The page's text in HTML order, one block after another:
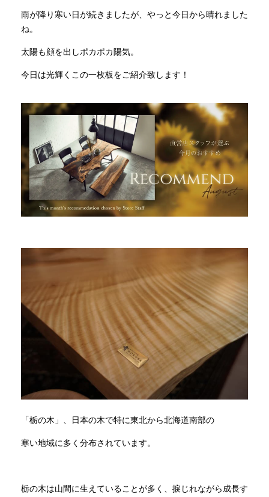
全商品一覧
新入荷情報
納品事例
INFORMATION
MOKUBA CHANNEL
お問い合わせ
雨が降り寒い日が続きましたが、やっと今日から晴れました
ね。
太陽も顔を出しポカポカ陽気。
今日は光輝くこの一枚板をご紹介致します！
「栃の木」、日本の木で特に東北から北海道南部の
寒い地域に多く分布されています。
栃の木は山間に生えていることが多く、捩じれながら成長す